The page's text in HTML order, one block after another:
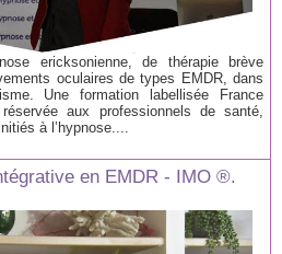
ericksonienne, de thérapie brève
oculaires de types EMDR, dans
Une formation labellisée France
aux professionnels de santé,
à l’hypnose....
en EMDR - IMO ®.